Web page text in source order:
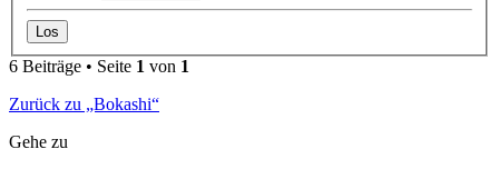
6 Beiträge • Seite 1 von 1
Zurück zu „Bokashi“
Gehe zu